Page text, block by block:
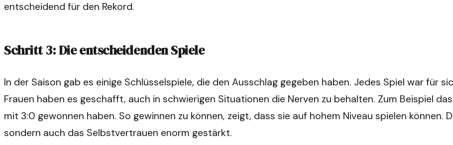
entscheidend für den Rekord.
Schritt 3: Die entscheidenden Spiele
In der Saison gab es einige Schlüsselspiele, die den Ausschlag gegeben haben. Jedes Spiel war für
Frauen haben es geschafft, auch in schwierigen Situationen die Nerven zu behalten. Zum Beispiel
mit 3:0 gewonnen haben. So gewinnen zu können, zeigt, dass sie auf hohem Niveau spielen können.
sondern auch das Selbstvertrauen enorm gestärkt.